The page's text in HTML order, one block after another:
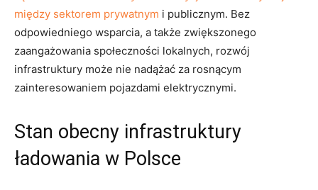
między sektorem prywatnym i publicznym. Bez⁣
odpowiedniego wsparcia,⁤ a także zwiększonego
zaangażowania społeczności‍ lokalnych, rozwój​
infrastruktury‌ może nie nadążać za ‌rosnącym
⁤zainteresowaniem​ pojazdami ⁤elektrycznymi.
Stan ‌obecny infrastruktury
ładowania w Polsce